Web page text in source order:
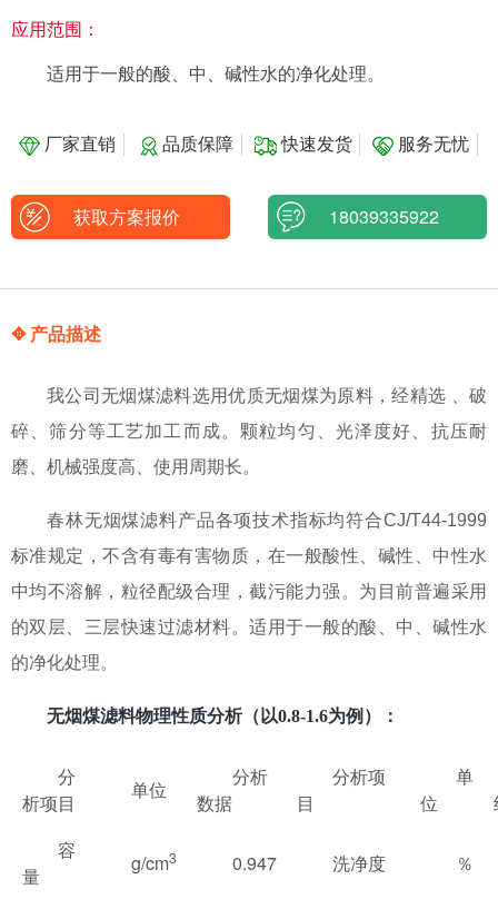
应用范围：
适用于一般的酸、中、碱性水的净化处理。
厂家直销 品质保障 快速发货 服务无忧
获取方案报价 18039335922
✥ 产品描述
我公司无烟煤滤料选用优质无烟煤为原料，经精选 、破
碎、筛分等工艺加工而成。颗粒均匀、光泽度好、抗压耐
磨、机械强度高、使用周期长。
春林无烟煤滤料产品各项技术指标均符合CJ/T44-1999
标准规定，不含有毒有害物质，在一般酸性、碱性、中性水
中均不溶解，粒径配级合理，截污能力强。为目前普遍采用
的双层、三层快速过滤材料。适用于一般的酸、中、碱性水
的净化处理。
无烟煤滤料物理性质分析（以0.8-1.6为例）：
分
析项目
单位
分析
数据
分析项
目
单
位
容
量
g/cm3 0.947 洗净度 ％